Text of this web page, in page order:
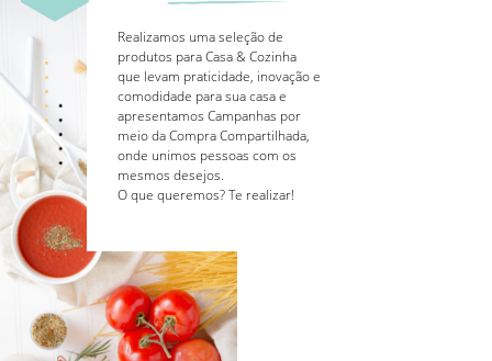
Realizamos uma seleção de
produtos para Casa & Cozinha
que levam praticidade, inovação e
comodidade para sua casa e
apresentamos Campanhas por
meio da Compra Compartilhada,
onde unimos pessoas com os
mesmos desejos.
O que queremos? Te realizar!